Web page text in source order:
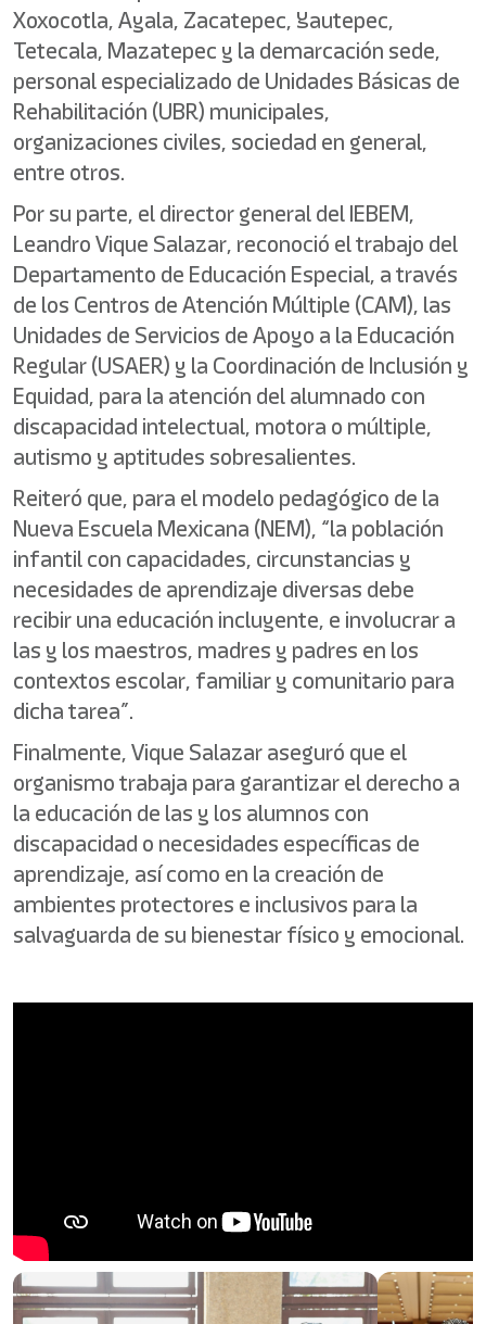
Xoxocotla, Ayala, Zacatepec, Yautepec,
Tetecala, Mazatepec y la demarcación sede,
personal especializado de Unidades Básicas de
Rehabilitación (UBR) municipales,
organizaciones civiles, sociedad en general,
entre otros.
Por su parte, el director general del IEBEM,
Leandro Vique Salazar, reconoció el trabajo del
Departamento de Educación Especial, a través
de los Centros de Atención Múltiple (CAM), las
Unidades de Servicios de Apoyo a la Educación
Regular (USAER) y la Coordinación de Inclusión y
Equidad, para la atención del alumnado con
discapacidad intelectual, motora o múltiple,
autismo y aptitudes sobresalientes.
Reiteró que, para el modelo pedagógico de la
Nueva Escuela Mexicana (NEM), “la población
infantil con capacidades, circunstancias y
necesidades de aprendizaje diversas debe
recibir una educación incluyente, e involucrar a
las y los maestros, madres y padres en los
contextos escolar, familiar y comunitario para
dicha tarea”.
Finalmente, Vique Salazar aseguró que el
organismo trabaja para garantizar el derecho a
la educación de las y los alumnos con
discapacidad o necesidades específicas de
aprendizaje, así como en la creación de
ambientes protectores e inclusivos para la
salvaguarda de su bienestar físico y emocional.